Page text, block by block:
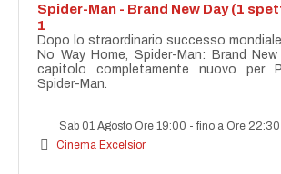
Spider-Man - Brand New Day (1
1
Dopo lo straordinario successo
No Way Home, Spider-Man: Brand
capitolo completamente nuovo per
Spider-Man.
Sab 01 Agosto Ore 19:00 -fino a Ore 22:30
Cinema Excelsior